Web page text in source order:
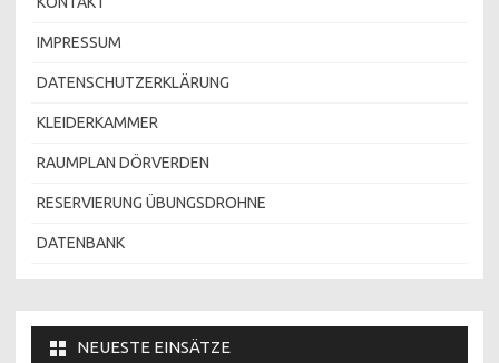
IMPRESSUM
DATENSCHUTZERKLÄRUNG
KLEIDERKAMMER
RAUMPLAN DÖRVERDEN
RESERVIERUNG ÜBUNGSDROHNE
DATENBANK
NEUESTE EINSÄTZE